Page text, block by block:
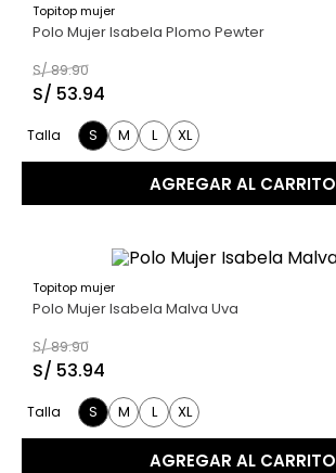
40 %
Topitop mujer
Polo Mujer Isabela Plomo Pewter
S/89.90
S/ 53.94
Talla S M L XL
AGREGAR AL CARRITO
40 %
Topitop mujer
Polo Mujer Isabela Malva Uva
S/89.90
S/ 53.94
Talla S M L XL
AGREGAR AL CARRITO